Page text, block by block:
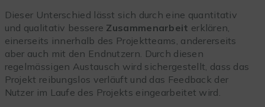
Dieser Unterschied lässt sich durch eine quantitativ
und qualitativ bessere Zusammenarbeit erklären,
einerseits innerhalb des Projektteams, andererseits
aber auch mit den Endnutzern. Durch diesen
regelmässigen Austausch wird sichergestellt, dass das
Projekt reibungslos verläuft und das Feedback der
Nutzer im Laufe des Projekts eingearbeitet wird.